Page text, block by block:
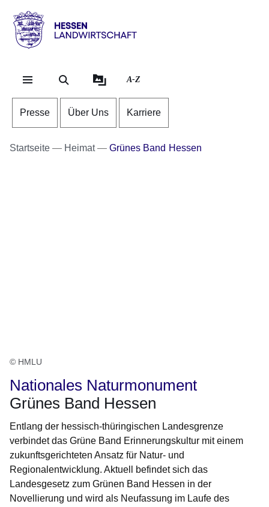
Hessen
Landwirtschaft
A-Z
Presse Über Uns Karriere
Startseite Heimat Grünes Band Hessen
© HMLU
Nationales Naturmonument
Grünes Band Hessen
Entlang der hessisch-thüringischen Landesgrenze
verbindet das Grüne Band Erinnerungskultur mit einem
zukunftsgerichteten Ansatz für Natur- und
Regionalentwicklung. Aktuell befindet sich das
Landesgesetz zum Grünen Band Hessen in der
Novellierung und wird als Neufassung im Laufe des